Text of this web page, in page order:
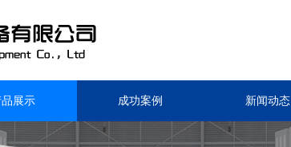
品展示 成功案例 新闻动态